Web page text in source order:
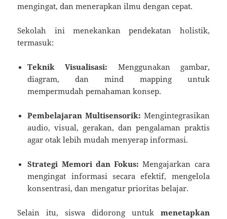
mengingat, dan menerapkan ilmu dengan cepat.
Sekolah ini menekankan pendekatan holistik,
termasuk:
Teknik Visualisasi: Menggunakan gambar,
diagram, dan mind mapping untuk
mempermudah pemahaman konsep.
Pembelajaran Multisensorik: Mengintegrasikan
audio, visual, gerakan, dan pengalaman praktis
agar otak lebih mudah menyerap informasi.
Strategi Memori dan Fokus: Mengajarkan cara
mengingat informasi secara efektif, mengelola
konsentrasi, dan mengatur prioritas belajar.
Selain itu, siswa didorong untuk menetapkan